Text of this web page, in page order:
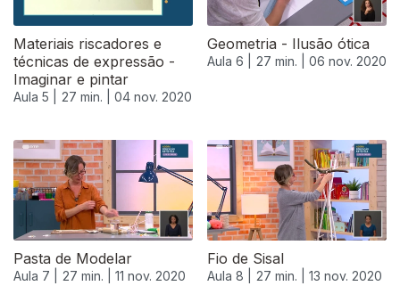
Materiais riscadores e
técnicas de expressão -
Imaginar e pintar
Aula 5 | 27 min. | 04 nov. 2020
Geometria - Ilusão ótica
Aula 6 | 27 min. | 06 nov. 2020
Pasta de Modelar
Aula 7 | 27 min. | 11 nov. 2020
Fio de Sisal
Aula 8 | 27 min. | 13 nov. 2020